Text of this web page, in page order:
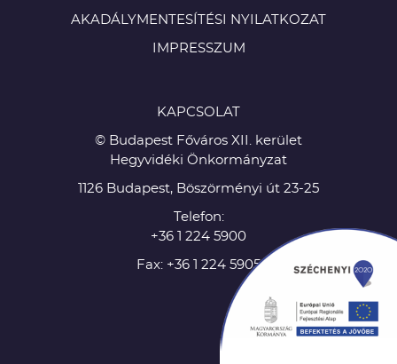
AKADÁLYMENTESÍTÉSI NYILATKOZAT
IMPRESSZUM
KAPCSOLAT
© Budapest Főváros XII. kerület
Hegyvidéki Önkormányzat
1126 Budapest, Böszörményi út 23-25
Telefon:
+36 1 224 5900
Fax: +36 1 224 5905